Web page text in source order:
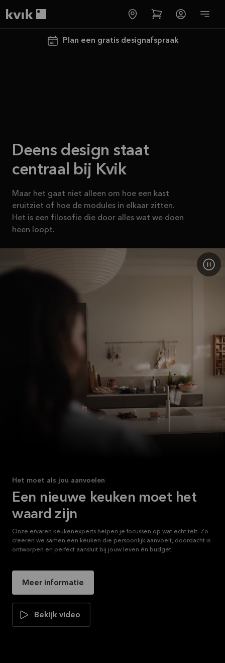
Plan een gratis designafspraak
Tot €5000,-
GRATIS
toestellen*
aanbieding
Deens design staat
centraal bij Kvik
Maar het gaat niet alleen om hoe een kast
eruitziet of hoe de modules in elkaar zitten.
Het is een filosofie die door alles wat we doen
heen loopt.
Het moet als jou aanvoelen
Een nieuwe keuken moet het
waard zijn
Onze ervaren keukenexperts helpen je focussen op wat echt telt. Zo
creëren we samen een keuken die persoonlijk aanvoelt, doordacht is
ontworpen en perfect aansluit bij jouw leven én budget.
Meer informatie
Bekijk video